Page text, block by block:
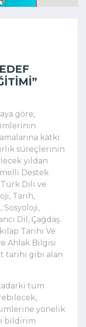
göre,
katkı
süreçlerinin
yıldan
Destek
Dili ve
Tarih,
Sosyoloji,
Dil, Çağdaş
Tarihi Ve
Ahlak Bilgisi
tarihi gibi alan
tüm
yönelik
bildirim